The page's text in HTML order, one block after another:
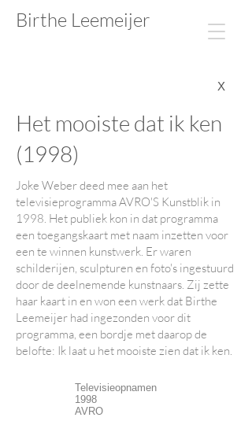
Birthe Leemeijer​​​​
X
Het mooiste dat ik ken
(1998)
Joke Weber deed mee aan het
televisieprogramma AVRO'S Kunstblik in
1998. Het publiek kon in dat programma
een toegangskaart met naam inzetten voor
een te winnen kunstwerk. Er waren
schilderijen, sculpturen en foto's ingestuurd
door de deelnemende kunstnaars. Zij zette
haar kaart in en won een werk dat Birthe
Leemeijer had ingezonden voor dit
programma, een bordje met daarop de
belofte: Ik laat u het mooiste zien dat ik ken.
Televisieopnamen
1998
AVRO